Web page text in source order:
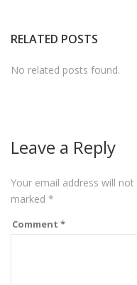
RELATED POSTS
No related posts found.
Leave a Reply
Your email address will not
marked *
Comment *